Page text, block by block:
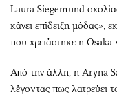
Laura Siegemund
κάνει επίδειξη μόδας»,
που χρειάστηκε η Osaka
Από την άλλη, η Aryna
λέγοντας πως λατρεύει